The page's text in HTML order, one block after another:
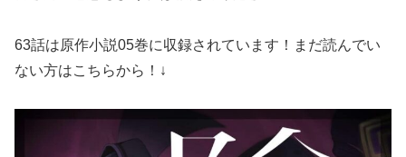
63話は原作小説05巻に収録されています！まだ読んでい
ない方はこちらから！↓